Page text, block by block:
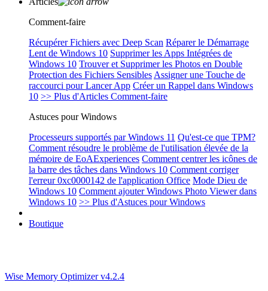
Comment-faire
Récupérer Fichiers avec Deep Scan Réparer le Démarrage
Lent de Windows 10 Supprimer les Apps Intégrées de
Windows 10 Trouver et Supprimer les Photos en Double
Protection des Fichiers Sensibles Assigner une Touche de
raccourci pour Lancer App Créer un Rappel dans Windows
10 >> Plus d'Articles Comment-faire
Astuces pour Windows
Processeurs supportés par Windows 11 Qu'est-ce que TPM?
Comment résoudre le problème de l'utilisation élevée de la
mémoire de EoAExperiences Comment centrer les icônes de
la barre des tâches dans Windows 10 Comment corriger
l'erreur 0xc0000142 de l'application Office Mode Dieu de
Windows 10 Comment ajouter Windows Photo Viewer dans
Windows 10 >> Plus d'Astuces pour Windows
Boutique
Wise Memory Optimizer v4.2.4